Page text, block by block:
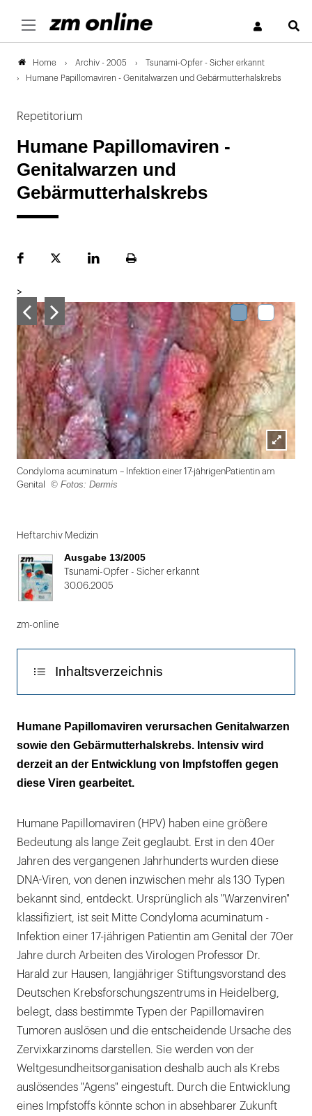
Home Archiv - 2005
Tsunami-Opfer - Sicher erkannt
Humane Papillomaviren - Genitalwarzen und Gebärmutterhalskrebs
Repetitorium
Humane Papillomaviren -
Genitalwarzen und
Gebärmutterhalskrebs
FacebookPlattformLinekdInSeite
>
Lightbox
öffnen
Condyloma acuminatum – Infektion einer 17-jährigenPatientin am
Genital
© Fotos: Dermis
1
von
2
Heftarchiv Medizin
Ausgabe 13/2005
Tsunami-Opfer - Sicher erkannt
30.06.2005
zm-online
Inhaltsverzeichnis
HPV - das Virus
Sexuell übertragbare Infektion
Persistierende Infektion
Das Zervixkarzinom
Krebsfrüherkennung
HPV-Testung
Humane Papillomaviren verursachen Genitalwarzen
sowie den Gebärmutterhalskrebs. Intensiv wird
derzeit an der Entwicklung von Impfstoffen gegen
diese Viren gearbeitet.
Humane Papillomaviren (HPV) haben eine größere
Bedeutung als lange Zeit geglaubt. Erst in den 40er
Jahren des vergangenen Jahrhunderts wurden diese
DNA-Viren, von denen inzwischen mehr als 130 Typen
bekannt sind, entdeckt. Ursprünglich als "Warzenviren"
klassifiziert, ist seit Mitte Condyloma acuminatum -
Infektion einer 17-jährigen Patientin am Genital der 70er
Jahre durch Arbeiten des Virologen Professor Dr.
Harald zur Hausen, langjähriger Stiftungsvorstand des
Deutschen Krebsforschungszentrums in Heidelberg,
belegt, dass bestimmte Typen der Papillomaviren
Tumoren auslösen und die entscheidende Ursache des
Zervixkarzinoms darstellen. Sie werden von der
Weltgesundheitsorganisation deshalb auch als Krebs
auslösendes "Agens" eingestuft. Durch die Entwicklung
eines Impfstoffs könnte schon in absehbarer Zukunft